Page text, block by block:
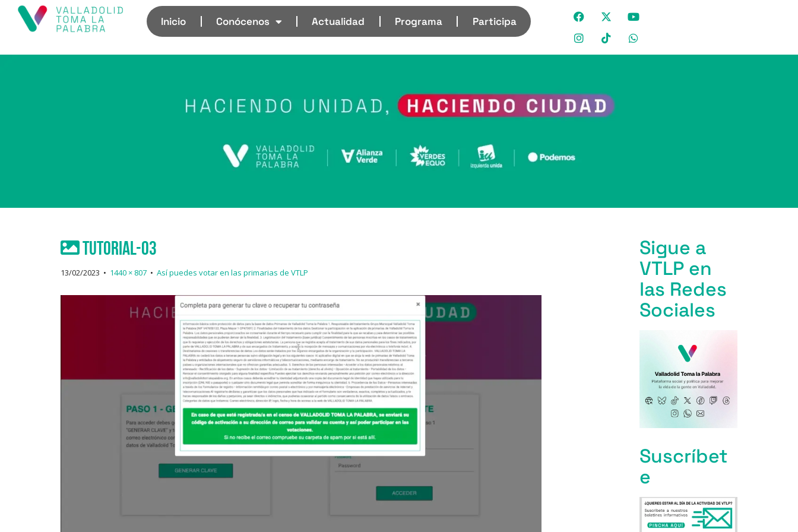
Inicio Conócenos Actualidad Programa Participa
Tutorial-03
13/02/2023 • 1440 × 807 • Así puedes votar en las primarias de VTLP
Sigue a
VTLP en
las Redes
Sociales
Suscríbet
e